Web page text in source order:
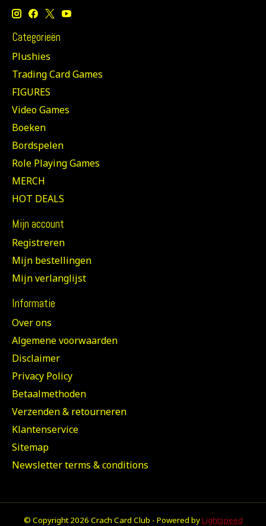
Categorieën
Plushies
Trading Card Games
FIGURES
Video Games
Boeken
Bordspelen
Role Playing Games
MERCH
HOT DEALS
Mijn account
Registreren
Mijn bestellingen
Mijn verlanglijst
Informatie
Over ons
Algemene voorwaarden
Disclaimer
Privacy Policy
Betaalmethoden
Verzenden & retourneren
Klantenservice
Sitemap
Newsletter terms & conditions
© Copyright 2026 Crach Card Club - Powered byLightspeed